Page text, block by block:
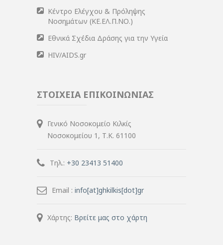
Κέντρο Ελέγχου & Πρόληψης
Νοσημάτων (ΚΕ.ΕΛ.Π.ΝΟ.)
Εθνικά Σχέδια Δράσης για την Υγεία
HIV/AIDS.gr
ΣΤΟΙΧΕΙΑ ΕΠΙΚΟΙΝΩΝΙΑΣ
Γενικό Νοσοκομείο Κιλκίς
Νοσοκομείου 1, Τ.Κ. 61100
Τηλ.: +30 23413 51400
Email : info[at]ghkilkis[dot]gr
Χάρτης: Βρείτε μας στο χάρτη